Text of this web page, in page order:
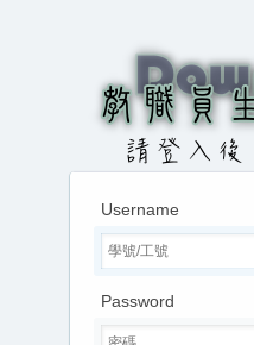
Username
Password